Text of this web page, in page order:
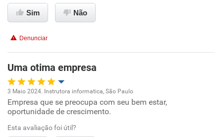
Conciliação com a vida familiar
Recomenda esta empresa
Recomenda a diretoria
Sim Não
Denunciar
Uma otima empresa
Oportunidade de promoção
Ambiente de trabalho
3 Maio 2024. Instrutora informatica, São Paulo
Empresa que se preocupa com seu bem estar,
oportunidade de crescimento.
Esta avaliação foi útil?